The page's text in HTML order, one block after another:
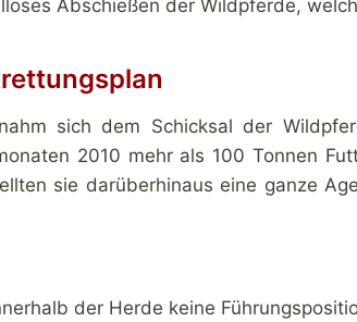
Abschießen der Wildpferde,
sich dem Schicksal der
2010 mehr als 100 Tonnen
sie darüberhinaus eine ganze
der Herde keine